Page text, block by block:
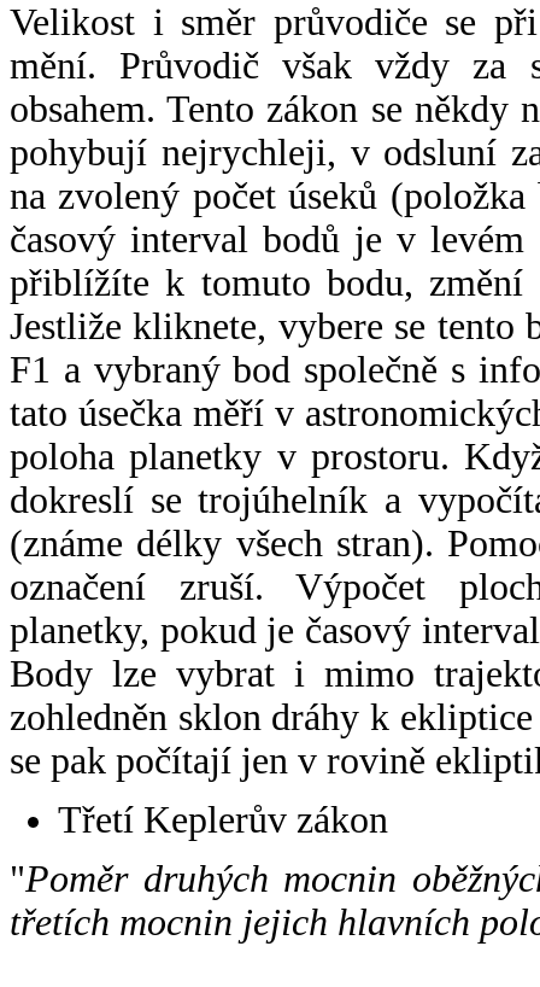
Velikost i směr průvodiče se
mění. Průvodič však vždy za
obsahem. Tento zákon se někdy
pohybují nejrychleji, v odsluní
na zvolený počet úseků
časový interval bodů je v
přiblížíte k tomuto bodu,
Jestliže kliknete, vybere se tento
F1 a vybraný bod společně s
tato úsečka měří v
poloha planetky v prostoru.
dokreslí se trojúhelník a
(známe délky všech stran).
označení zruší. Výpočet
planetky, pokud je časový
Body lze vybrat i mimo
zohledněn sklon dráhy k
se pak počítají jen v rovině
Třetí Keplerův zákon
"Poměr druhých mocnin
třetích mocnin jejich hlavních